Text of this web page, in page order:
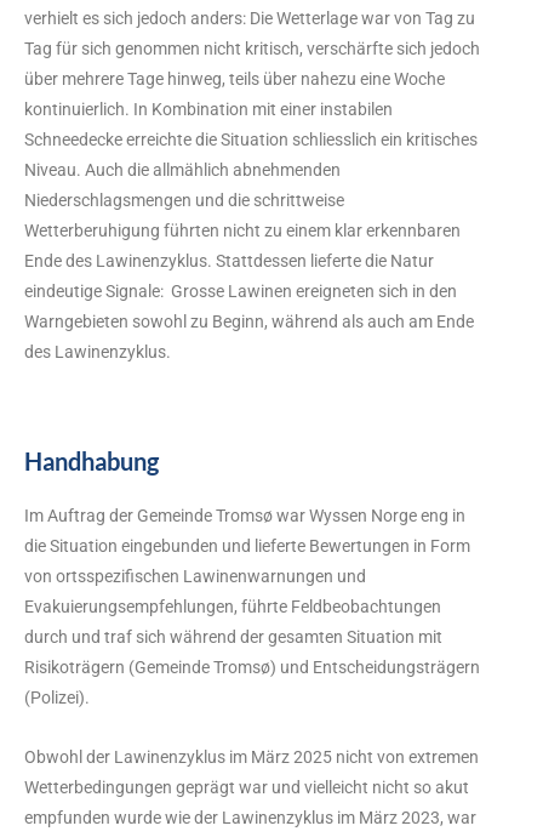
verhielt es sich jedoch anders: Die Wetterlage war von Tag zu
Tag für sich genommen nicht kritisch, verschärfte sich jedoch
über mehrere Tage hinweg, teils über nahezu eine Woche
kontinuierlich. In Kombination mit einer instabilen
Schneedecke erreichte die Situation schliesslich ein kritisches
Niveau. Auch die allmählich abnehmenden
Niederschlagsmengen und die schrittweise
Wetterberuhigung führten nicht zu einem klar erkennbaren
Ende des Lawinenzyklus. Stattdessen lieferte die Natur
eindeutige Signale: Grosse Lawinen ereigneten sich in den
Warngebieten sowohl zu Beginn, während als auch am Ende
des Lawinenzyklus.
Handhabung
Im Auftrag der Gemeinde Tromsø war Wyssen Norge eng in
die Situation eingebunden und lieferte Bewertungen in Form
von ortsspezifischen Lawinenwarnungen und
Evakuierungsempfehlungen, führte Feldbeobachtungen
durch und traf sich während der gesamten Situation mit
Risikoträgern (Gemeinde Tromsø) und Entscheidungsträgern
(Polizei).
Obwohl der Lawinenzyklus im März 2025 nicht von extremen
Wetterbedingungen geprägt war und vielleicht nicht so akut
empfunden wurde wie der Lawinenzyklus im März 2023, war